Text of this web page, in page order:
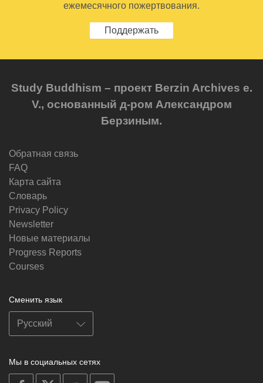
ежемесячного пожертвования.
Поддержать
Study Buddhism – проект Berzin Archives e.
V., основанный д-ром Александром
Берзиным.
Обратная связь
FAQ
Карта сайта
Словарь
Privacy Policy
Newsletter
Новые материалы
Progress Reports
Courses
Сменить язык
Мы в социальных сетях
on